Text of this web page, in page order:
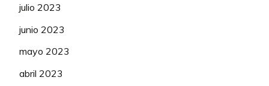
julio 2023
junio 2023
mayo 2023
abril 2023